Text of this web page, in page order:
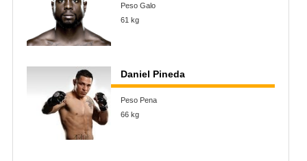
Peso Galo
61 kg
Daniel Pineda
Peso Pena
66 kg